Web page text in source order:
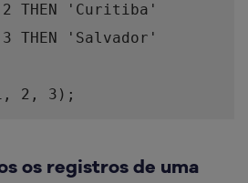
THEN 'Curitiba'
THEN 'Salvador'
2, 3);
os registros de uma